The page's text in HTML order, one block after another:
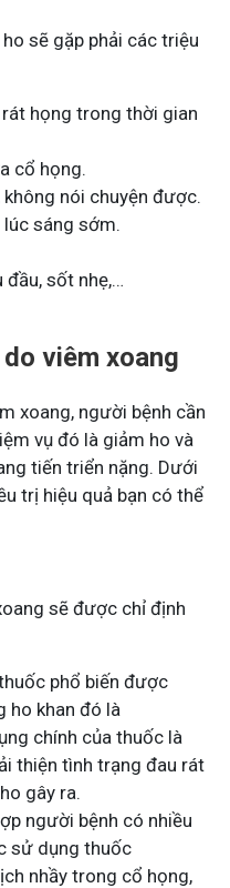
sẽ gặp phải các triệu
họng trong thời gian
cổ họng.
nói chuyện được.
sáng sớm.
đầu, sốt nhẹ,…
viêm xoang
xoang, người bệnh cần
vụ đó là giảm ho và
tiến triển nặng. Dưới
trị hiệu quả bạn có thể
sẽ được chỉ định
phổ biến được
ho khan đó là
chính của thuốc là
thiện tình trạng đau rát
gây ra.
người bệnh có nhiều
sử dụng thuốc
nhầy trong cổ họng,